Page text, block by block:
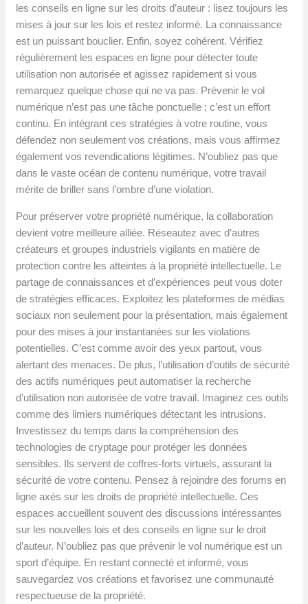
les conseils en ligne sur les droits d’auteur : lisez toujours les
mises à jour sur les lois et restez informé. La connaissance
est un puissant bouclier. Enfin, soyez cohérent. Vérifiez
régulièrement les espaces en ligne pour détecter toute
utilisation non autorisée et agissez rapidement si vous
remarquez quelque chose qui ne va pas. Prévenir le vol
numérique n’est pas une tâche ponctuelle ; c’est un effort
continu. En intégrant ces stratégies à votre routine, vous
défendez non seulement vos créations, mais vous affirmez
également vos revendications légitimes. N’oubliez pas que
dans le vaste océan de contenu numérique, votre travail
mérite de briller sans l’ombre d’une violation.
Pour préserver votre propriété numérique, la collaboration
devient votre meilleure alliée. Réseautez avec d’autres
créateurs et groupes industriels vigilants en matière de
protection contre les atteintes à la propriété intellectuelle. Le
partage de connaissances et d’expériences peut vous doter
de stratégies efficaces. Exploitez les plateformes de médias
sociaux non seulement pour la présentation, mais également
pour des mises à jour instantanées sur les violations
potentielles. C’est comme avoir des yeux partout, vous
alertant des menaces. De plus, l’utilisation d’outils de sécurité
des actifs numériques peut automatiser la recherche
d’utilisation non autorisée de votre travail. Imaginez ces outils
comme des limiers numériques détectant les intrusions.
Investissez du temps dans la compréhension des
technologies de cryptage pour protéger les données
sensibles. Ils servent de coffres-forts virtuels, assurant la
sécurité de votre contenu. Pensez à rejoindre des forums en
ligne axés sur les droits de propriété intellectuelle. Ces
espaces accueillent souvent des discussions intéressantes
sur les nouvelles lois et des conseils en ligne sur le droit
d’auteur. N’oubliez pas que prévenir le vol numérique est un
sport d’équipe. En restant connecté et informé, vous
sauvegardez vos créations et favorisez une communauté
respectueuse de la propriété.